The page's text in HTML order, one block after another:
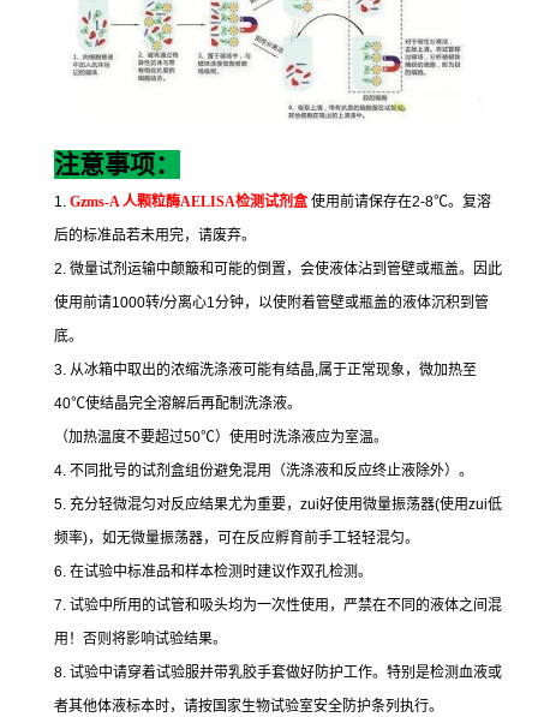
注意事项：
1. Gzms-A人颗粒酶AELISA检测试剂盒使用前请保存在2-8℃。复溶
后的标准品若未用完，请废弃。
2. 微量试剂运输中颠簸和可能的倒置，会使液体沾到管壁或瓶盖。因此
使用前请1000转/分离心1分钟，以使附着管壁或瓶盖的液体沉积到管
底。
3. 从冰箱中取出的浓缩洗涤液可能有结晶,属于正常现象，微加热至
40℃使结晶完全溶解后再配制洗涤液。
（加热温度不要超过50℃）使用时洗涤液应为室温。
4. 不同批号的试剂盒组份避免混用（洗涤液和反应终止液除外）。
5. 充分轻微混匀对反应结果尤为重要， zui好使用微量振荡器(使用zui低
频率)，如无微量振荡器，可在反应孵育前手工轻轻混匀。
6. 在试验中标准品和样本检测时建议作双孔检测。
7. 试验中所用的试管和吸头均为一次性使用，严禁在不同的液体之间混
用！否则将影响试验结果。
8. 试验中请穿着试验服并带乳胶手套做好防护工作。特别是检测血液或
者其他体液标本时，请按国家生物试验室安全防护条列执行。